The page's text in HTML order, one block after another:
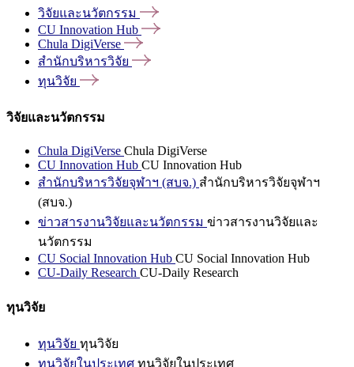
วิจัยและนวัตกรรม
CU Innovation Hub
Chula DigiVerse
สำนักบริหารวิจัย
ทุนวิจัย
วิจัยและนวัตกรรม
Chula DigiVerse Chula DigiVerse
CU Innovation Hub CU Innovation Hub
สำนักบริหารวิจัยจุฬาฯ (สบจ.) สำนักบริหารวิจัยจุฬาฯ
(สบจ.)
ข่าวสารงานวิจัยและนวัตกรรม ข่าวสารงานวิจัยและ
นวัตกรรม
CU Social Innovation Hub CU Social Innovation Hub
CU-Daily Research CU-Daily Research
ทุนวิจัย
ทุนวิจัย ทุนวิจัย
ทุนวิจัยในประเทศ ทุนวิจัยในประเทศ